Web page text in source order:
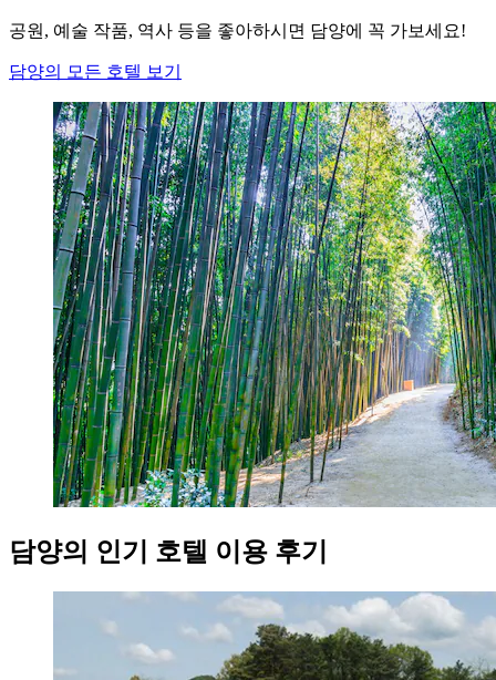
공원, 예술 작품, 역사 등을 좋아하시면 담양에 꼭 가보세요!
담양의 모든 호텔 보기
담양의 인기 호텔 이용 후기